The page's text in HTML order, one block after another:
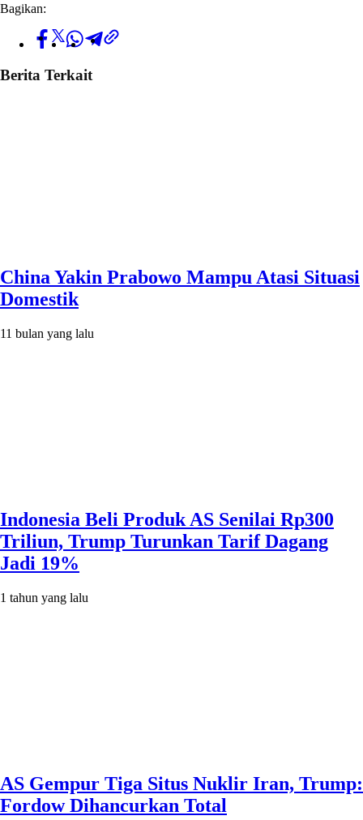
Bagikan:
Berita Terkait
China Yakin Prabowo Mampu Atasi Situasi
Domestik
11 bulan yang lalu
Indonesia Beli Produk AS Senilai Rp300
Triliun, Trump Turunkan Tarif Dagang
Jadi 19%
1 tahun yang lalu
AS Gempur Tiga Situs Nuklir Iran, Trump:
Fordow Dihancurkan Total